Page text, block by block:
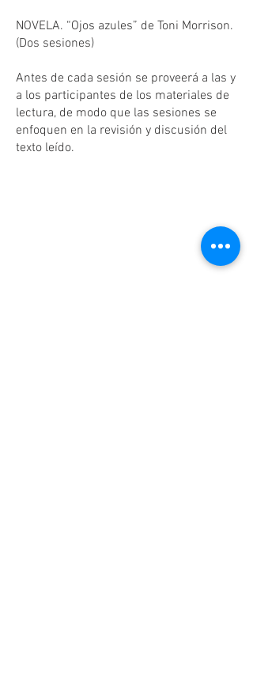
NOVELA. “Ojos azules” de Toni Morrison.
(Dos sesiones)
Antes de cada sesión se proveerá a las y
a los participantes de los materiales de
lectura, de modo que las sesiones se
enfoquen en la revisión y discusión del
texto leído.